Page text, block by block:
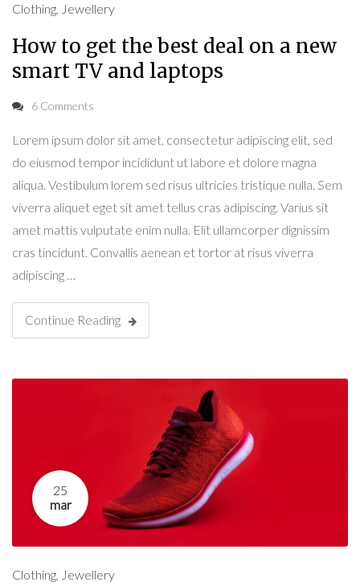
Clothing, Jewellery
How to get the best deal on a new
smart TV and laptops
6 Comments
Lorem ipsum dolor sit amet, consectetur adipiscing elit, sed
do eiusmod tempor incididunt ut labore et dolore magna
aliqua. Vestibulum lorem sed risus ultricies tristique nulla. Sem
viverra aliquet eget sit amet tellus cras adipiscing. Varius sit
amet mattis vulputate enim nulla. Elit ullamcorper dignissim
cras tincidunt. Convallis aenean et tortor at risus viverra
adipiscing …
Continue Reading
25
mar
Clothing, Jewellery